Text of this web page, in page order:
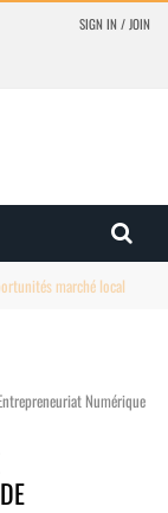
SIGN IN / JOIN
du marché
Numérique